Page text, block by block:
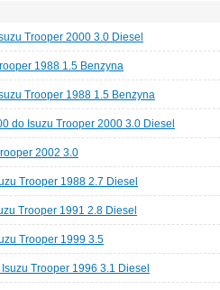
Trooper 2000 3.0 Diesel
1988 1.5 Benzyna
Trooper 1988 1.5 Benzyna
do Isuzu Trooper 2000 3.0 Diesel
2002 3.0
Trooper 1988 2.7 Diesel
Trooper 1991 2.8 Diesel
Trooper 1999 3.5
Trooper 1996 3.1 Diesel